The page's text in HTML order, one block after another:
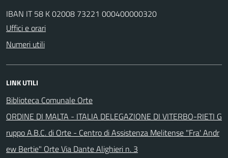
IBAN IT 58 K 02008 73221 000400000320
Uffici e orari
Numeri utili
LINK UTILI
Biblioteca Comunale Orte
ORDINE DI MALTA - ITALIA DELEGAZIONE DI VITERBO-RIETI G
ruppo A.B.C. di Orte - Centro di Assistenza Melitense "Fra' Andr
ew Bertie" Orte Via Dante Alighieri n. 3